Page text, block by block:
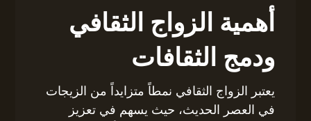
أهمية الزواج الثقافي
ودمج الثقافات
يعتبر الزواج الثقافي نمطاً متزايداً من الزيجات
في العصر الحديث، حيث يسهم في تعزيز